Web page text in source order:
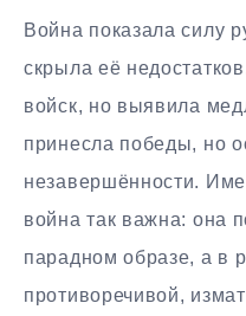
Война показала силу
скрыла её
войск, но выявила
принесла победы, но
незавершённости.
война так важна: она
парадном образе, а в
противоречивой,